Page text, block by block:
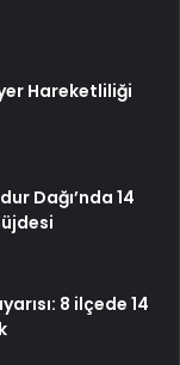
Hareketliliği
Dağı’nda 14
8 ilçede 14